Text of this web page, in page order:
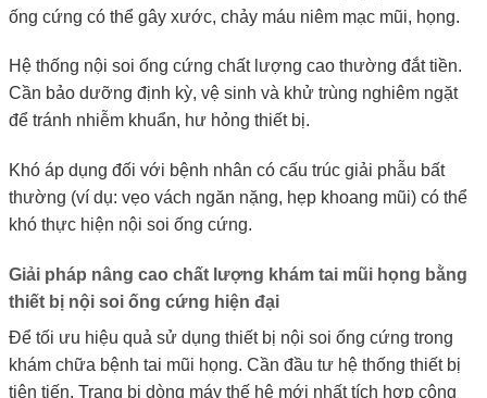
ống cứng có thể gây xước, chảy máu niêm mạc mũi, họng.
Hệ thống nội soi ống cứng chất lượng cao thường đắt tiền.
Cần bảo dưỡng định kỳ, vệ sinh và khử trùng nghiêm ngặt
để tránh nhiễm khuẩn, hư hỏng thiết bị.
Khó áp dụng đối với bệnh nhân có cấu trúc giải phẫu bất
thường (ví dụ: vẹo vách ngăn nặng, hẹp khoang mũi) có thể
khó thực hiện nội soi ống cứng.
Giải pháp nâng cao chất lượng khám tai mũi họng bằng
thiết bị nội soi ống cứng hiện đại
Để tối ưu hiệu quả sử dụng thiết bị nội soi ống cứng trong
khám chữa bệnh tai mũi họng. Cần đầu tư hệ thống thiết bị
tiên tiến. Trang bị dòng máy thế hệ mới nhất tích hợp công